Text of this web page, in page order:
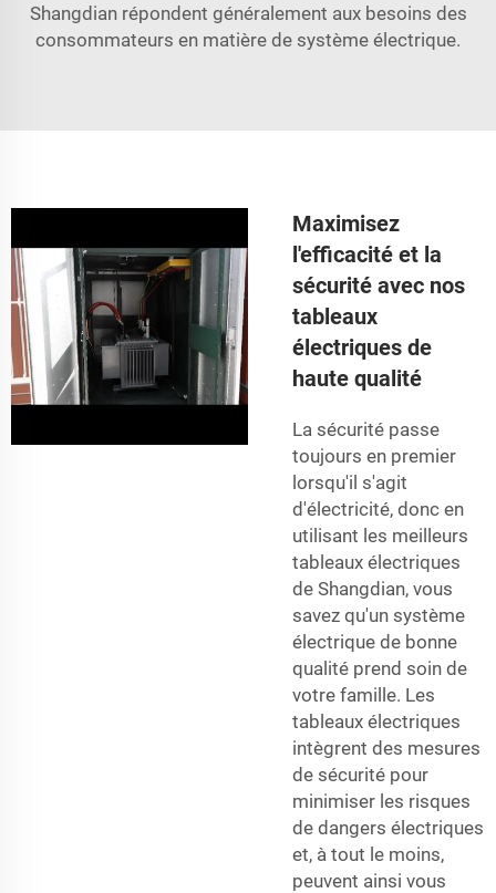
Shangdian répondent généralement aux besoins des
consommateurs en matière de système électrique.
Maximisez
l'efficacité et la
sécurité avec nos
tableaux
électriques de
haute qualité
La sécurité passe
toujours en premier
lorsqu'il s'agit
d'électricité, donc en
utilisant les meilleurs
tableaux électriques
de Shangdian, vous
savez qu'un système
électrique de bonne
qualité prend soin de
votre famille. Les
tableaux électriques
intègrent des mesures
de sécurité pour
minimiser les risques
de dangers électriques
et, à tout le moins,
peuvent ainsi vous